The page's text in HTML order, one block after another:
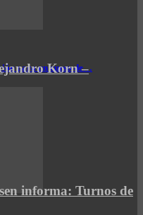
para un curso de…
Korn –
informa: Turnos de